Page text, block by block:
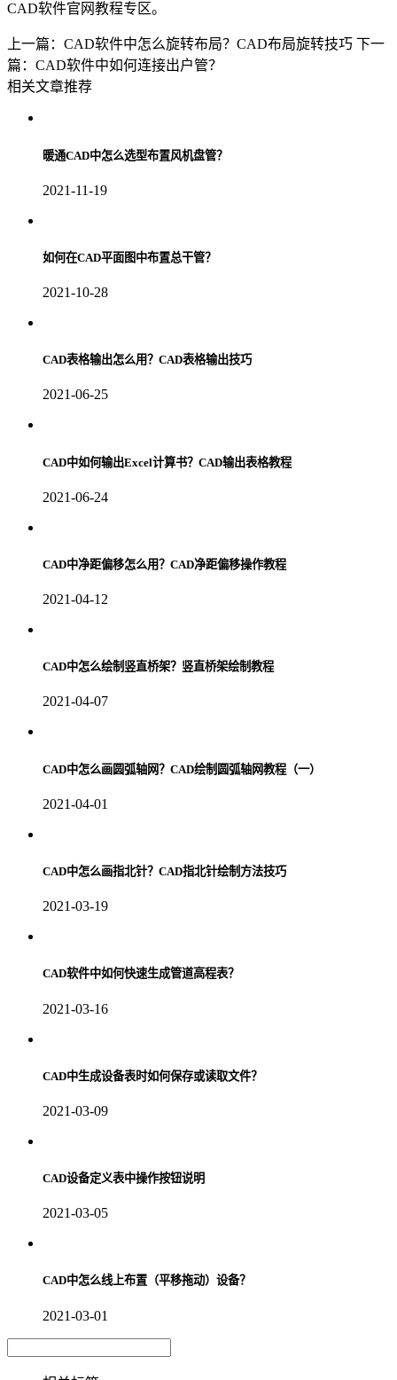
CAD软件官网教程专区。
上一篇：CAD软件中怎么旋转布局？CAD布局旋转技巧 下一
篇：CAD软件中如何连接出户管？
相关文章推荐
暖通CAD中怎么选型布置风机盘管？
2021-11-19
如何在CAD平面图中布置总干管？
2021-10-28
CAD表格输出怎么用？CAD表格输出技巧
2021-06-25
CAD中如何输出Excel计算书？CAD输出表格教程
2021-06-24
CAD中净距偏移怎么用？CAD净距偏移操作教程
2021-04-12
CAD中怎么绘制竖直桥架？竖直桥架绘制教程
2021-04-07
CAD中怎么画圆弧轴网？CAD绘制圆弧轴网教程（一）
2021-04-01
CAD中怎么画指北针？CAD指北针绘制方法技巧
2021-03-19
CAD软件中如何快速生成管道高程表？
2021-03-16
CAD中生成设备表时如何保存或读取文件？
2021-03-09
CAD设备定义表中操作按钮说明
2021-03-05
CAD中怎么线上布置（平移拖动）设备？
2021-03-01